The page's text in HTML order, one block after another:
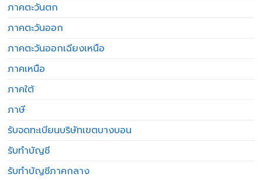
ภาคตะวันตก
ภาคตะวันออก
ภาคตะวันออกเฉียงเหนือ
ภาคเหนือ
ภาคใต้
ภาษี
รับจดทะเบียนบริษัทเขตบางบอน
รับทำบัญชี
รับทำบัญชีภาคกลาง